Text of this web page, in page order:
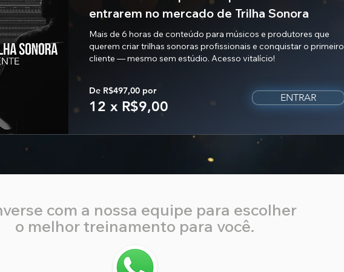
entrarem no mercado de Trilha Sonora
Mais de 6 horas de conteúdo para músicos e produtores que
querem criar trilhas sonoras profissionais e conquistar o primeiro
cliente — mesmo sem estúdio. Acesso vitalício!
De R$497,00 por
12 x R$9,00
ENTRAR
com a nossa equipe para escolher
o melhor treinamento para você.